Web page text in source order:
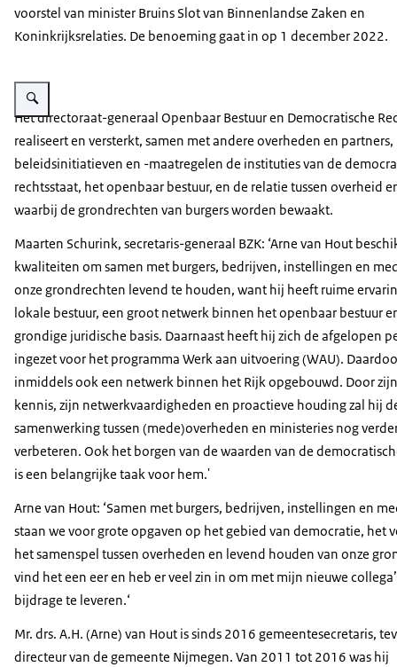
voorstel van minister Bruins Slot van Binnenlandse Zaken en
Koninkrijksrelaties. De benoeming gaat in op 1 december 2022.
Vergroot afbeelding Arne van Hout
Het directoraat-generaal Openbaar Bestuur en Democratische
realiseert en versterkt, samen met andere overheden en
beleidsinitiatieven en -maatregelen de instituties van de
rechtsstaat, het openbaar bestuur, en de relatie tussen overheid
waarbij de grondrechten van burgers worden bewaakt.
Maarten Schurink, secretaris-generaal BZK: ‘Arne van Hout
kwaliteiten om samen met burgers, bedrijven, instellingen en
onze grondrechten levend te houden, want hij heeft ruime
lokale bestuur, een groot netwerk binnen het openbaar bestuur
grondige juridische basis. Daarnaast heeft hij zich de afgelopen
ingezet voor het programma Werk aan uitvoering (WAU).
inmiddels ook een netwerk binnen het Rijk opgebouwd. Door
kennis, zijn netwerkvaardigheden en proactieve houding zal hij
samenwerking tussen (mede)overheden en ministeries nog
verbeteren. Ook het borgen van de waarden van de
is een belangrijke taak voor hem.'
Arne van Hout: ‘Samen met burgers, bedrijven, instellingen en
staan we voor grote opgaven op het gebied van democratie, het
het samenspel tussen overheden en levend houden van onze
vind het een eer en heb er veel zin in om met mijn nieuwe
bijdrage te leveren.‘
Mr. drs. A.H. (Arne) van Hout is sinds 2016 gemeentesecretaris,
directeur van de gemeente Nijmegen. Van 2011 tot 2016 was hij